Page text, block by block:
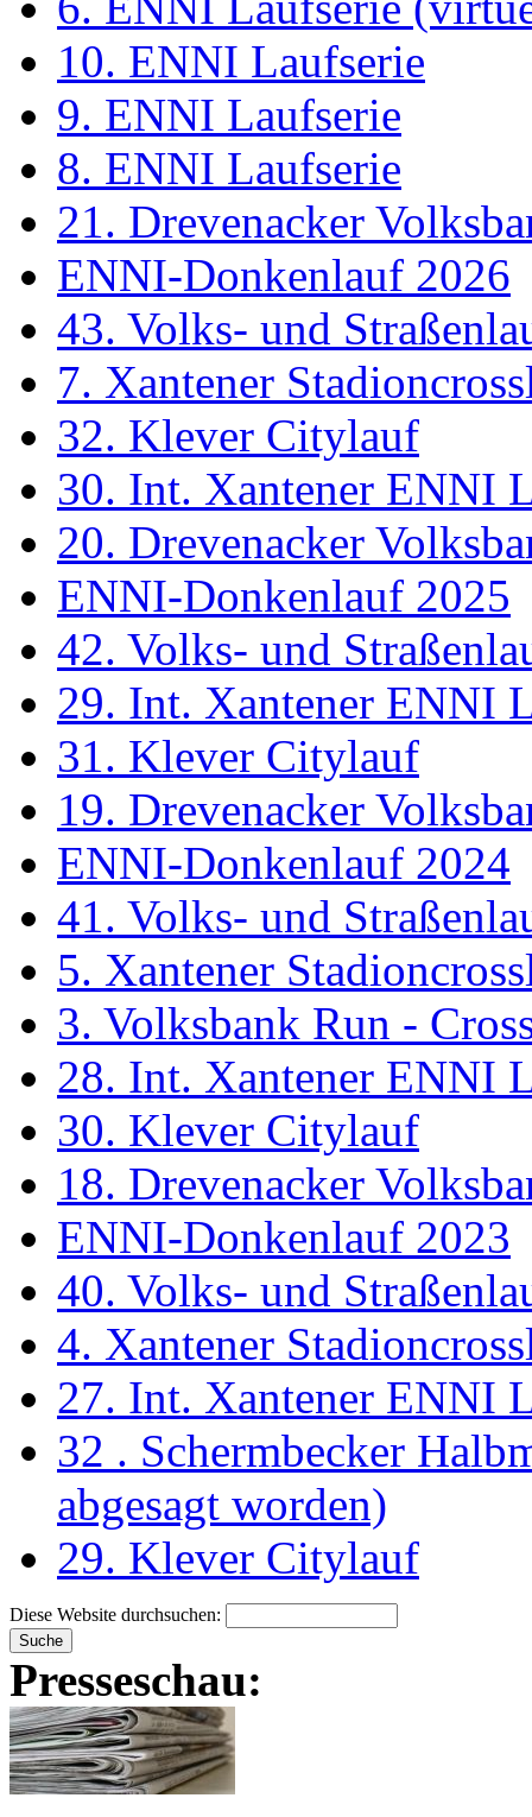
10. ENNI Laufserie
9. ENNI Laufserie
8. ENNI Laufserie
21. Drevenacker
ENNI-Donkenlauf 2026
43. Volks- und
7. Xantener
32. Klever Citylauf
30. Int. Xantener ENNI
20. Drevenacker
ENNI-Donkenlauf 2025
42. Volks- und
29. Int. Xantener ENNI
31. Klever Citylauf
19. Drevenacker
ENNI-Donkenlauf 2024
41. Volks- und
5. Xantener
3. Volksbank Run -
28. Int. Xantener ENNI
30. Klever Citylauf
18. Drevenacker
ENNI-Donkenlauf 2023
40. Volks- und
4. Xantener
27. Int. Xantener ENNI
32 . Schermbecker
abgesagt worden)
29. Klever Citylauf
Diese Website durchsuchen:
Presseschau: